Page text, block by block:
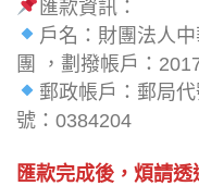
匯款資訊：
戶名：財團法人
團 ，劃撥帳戶：
郵政帳戶：郵局
號：0384204
匯款完成後，煩請